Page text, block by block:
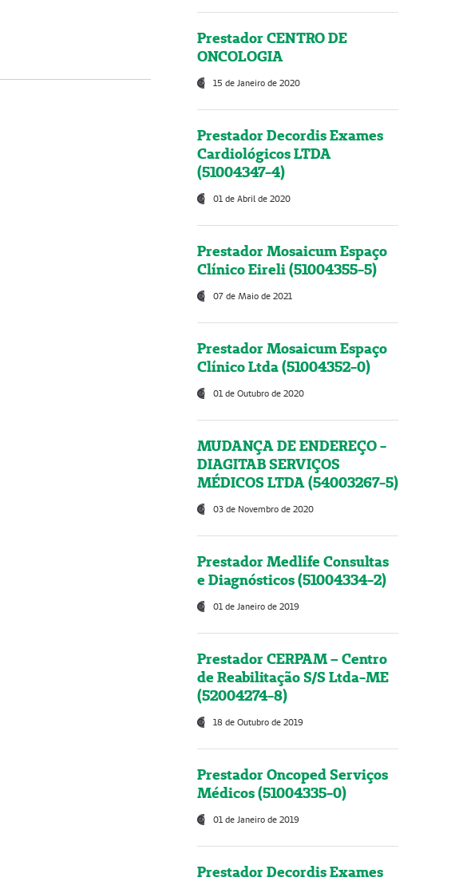
Prestador CENTRO DE
ONCOLOGIA
15 de Janeiro de 2020
Prestador Decordis Exames
Cardiológicos LTDA
(51004347-4)
01 de Abril de 2020
Prestador Mosaicum Espaço
Clínico Eireli (51004355-5)
07 de Maio de 2021
Prestador Mosaicum Espaço
Clínico Ltda (51004352-0)
01 de Outubro de 2020
MUDANÇA DE ENDEREÇO -
DIAGITAB SERVIÇOS
MÉDICOS LTDA (54003267-5)
03 de Novembro de 2020
Prestador Medlife Consultas
e Diagnósticos (51004334-2)
01 de Janeiro de 2019
Prestador CERPAM – Centro
de Reabilitação S/S Ltda-ME
(52004274-8)
18 de Outubro de 2019
Prestador Oncoped Serviços
Médicos (51004335-0)
01 de Janeiro de 2019
Prestador Decordis Exames